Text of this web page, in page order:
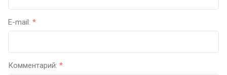
E-mail: *
Комментарий: *